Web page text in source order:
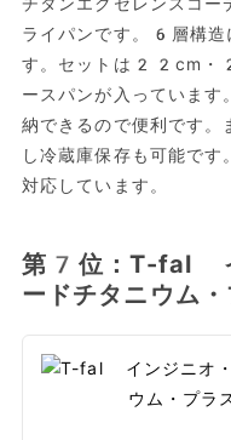
チタンエクセレンスコー
ライパンです。6層構造
す。セットは22cm
ースパンが入っています
納できるので便利です
し冷蔵庫保存も可能で
対応しています。
第7位：T-fal
ードチタニウム